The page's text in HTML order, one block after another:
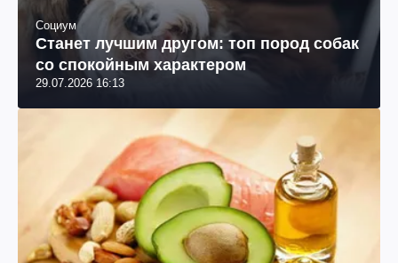
Социум
Станет лучшим другом: топ пород собак
со спокойным характером
29.07.2026 16:13